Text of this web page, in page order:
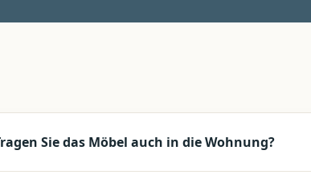
Sie das Möbel auch in die Wohnung?